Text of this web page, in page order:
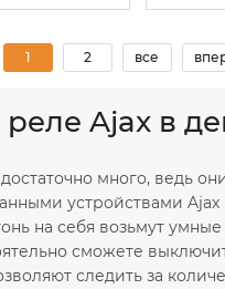
1 2 все
Ajax в
много, ведь
устройствами
на себя возьмут
сможете
следить за